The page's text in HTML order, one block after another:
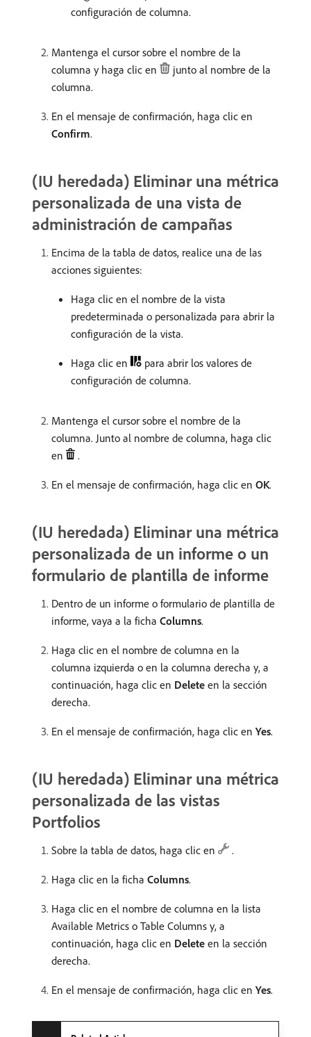
configuración de columna.
Mantenga el cursor sobre el nombre de la
columna y haga clic en
junto al nombre de la
columna.
En el mensaje de confirmación, haga clic en
Confirm.
(IU heredada) Eliminar una métrica
personalizada de una vista de
administración de campañas
Encima de la tabla de datos, realice una de las
acciones siguientes:
Haga clic en el nombre de la vista
predeterminada o personalizada para abrir la
configuración de la vista.
Haga clic en
para abrir los valores de
configuración de columna.
Mantenga el cursor sobre el nombre de la
columna. Junto al nombre de columna, haga clic
en
.
En el mensaje de confirmación, haga clic en OK.
(IU heredada) Eliminar una métrica
personalizada de un informe o un
formulario de plantilla de informe
Dentro de un informe o formulario de plantilla de
informe, vaya a la ficha Columns.
Haga clic en el nombre de columna en la
columna izquierda o en la columna derecha y, a
continuación, haga clic en Delete en la sección
derecha.
En el mensaje de confirmación, haga clic en Yes.
(IU heredada) Eliminar una métrica
personalizada de las vistas
Portfolios
Sobre la tabla de datos, haga clic en .
Haga clic en la ficha Columns.
Haga clic en el nombre de columna en la lista
Available Metrics o Table Columns y, a
continuación, haga clic en Delete en la sección
derecha.
En el mensaje de confirmación, haga clic en Yes.